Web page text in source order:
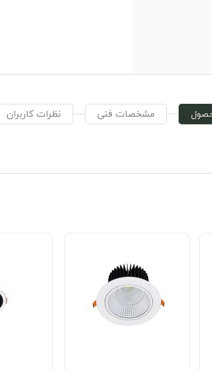
مشخصات فنی نظرات کاربران